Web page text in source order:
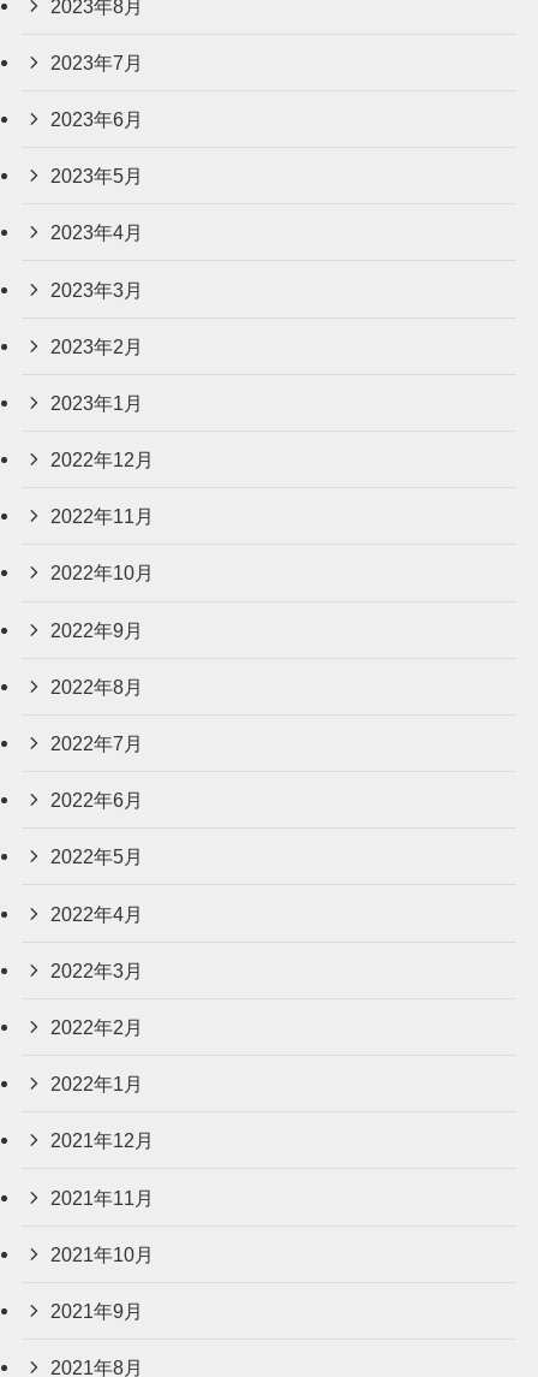
2023年8月
2023年7月
2023年6月
2023年5月
2023年4月
2023年3月
2023年2月
2023年1月
2022年12月
2022年11月
2022年10月
2022年9月
2022年8月
2022年7月
2022年6月
2022年5月
2022年4月
2022年3月
2022年2月
2022年1月
2021年12月
2021年11月
2021年10月
2021年9月
2021年8月